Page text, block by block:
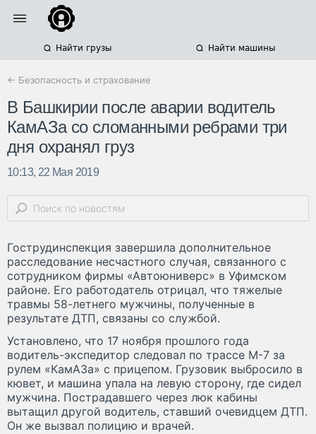
Найти грузы Найти машины
← Безопасность и страхование
В Башкирии после аварии водитель
КамАЗа со сломанными ребрами три
дня охранял груз
10:13, 22 Мая 2019
Гострудинспекция завершила дополнительное
расследование несчастного случая, связанного с
сотрудником фирмы «Автоюниверс» в Уфимском
районе. Его работодатель отрицал, что тяжелые
травмы 58-летнего мужчины, полученные в
результате ДТП, связаны со службой.
Установлено, что 17 ноября прошлого года
водитель-экспедитор следовал по трассе М-7 за
рулем «КамАЗа» с прицепом. Грузовик выбросило в
кювет, и машина упала на левую сторону, где сидел
мужчина. Пострадавшего через люк кабины
вытащил другой водитель, ставший очевидцем ДТП.
Он же вызвал полицию и врачей.